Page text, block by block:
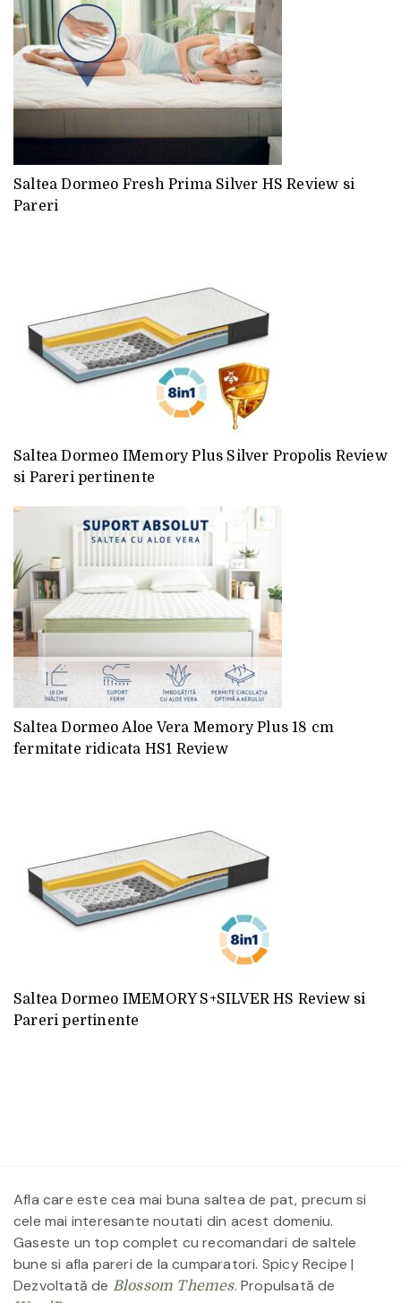
Saltea Dormeo Fresh Prima Silver HS Review si
Pareri
Saltea Dormeo IMemory Plus Silver Propolis Review
si Pareri pertinente
Saltea Dormeo Aloe Vera Memory Plus 18 cm
fermitate ridicata HS1 Review
Saltea Dormeo IMEMORY S+SILVER HS Review si
Pareri pertinente
Afla care este cea mai buna saltea de pat, precum si
cele mai interesante noutati din acest domeniu.
Gaseste un top complet cu recomandari de saltele
bune si afla pareri de la cumparatori. Spicy Recipe |
Dezvoltată de Blossom Themes. Propulsată de